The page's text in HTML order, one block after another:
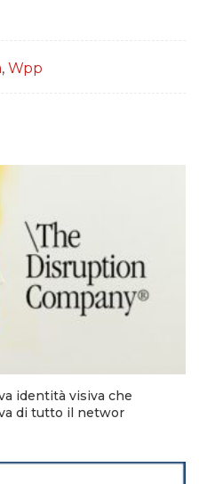
, Wpp
identità visiva che
di tutto il networ